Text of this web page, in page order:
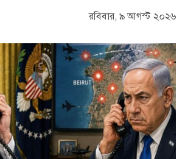
রবিবার, ৯ আগস্ট ২০২৬